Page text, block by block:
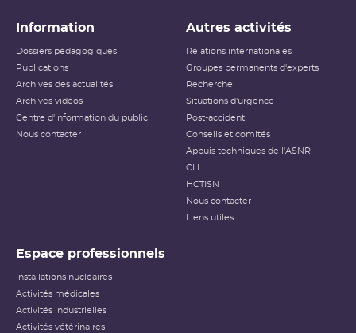
Information
Dossiers pédagogiques
Publications
Archives des actualités
Archives vidéos
Centre d'information du public
Nous contacter
Autres activités
Relations internationales
Groupes permanents d'experts
Recherche
Situations d'urgence
Post-accident
Conseils et comités
Appuis techniques de l'ASNR
CLI
HCTISN
Nous contacter
Liens utiles
Espace professionnels
Installations nucléaires
Activités médicales
Activités industrielles
Activités vétérinaires